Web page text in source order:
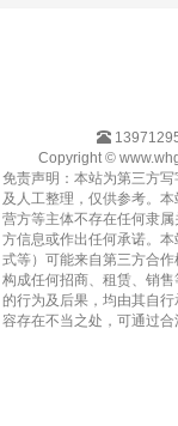
Copyright ©
免责声明：本站为第三方
及人工整理，仅供参考。
营方等主体不存在任何隶
方信息或作出任何承诺。
式等）可能来自第三方合
构成任何招商、租赁、销
的行为及后果，均由其自
容存在不当之处，可通过